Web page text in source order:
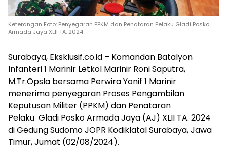
Keterangan Foto: Penyegaran PPKM dan Penataran Pelaku Gladi Posko
Armada Jaya XLII TA. 2024
Surabaya, Eksklusif.co.id – Komandan Batalyon
Infanteri 1 Marinir Letkol Marinir Roni Saputra,
M.Tr.Opsla bersama Perwira Yonif 1 Marinir
menerima penyegaran Proses Pengambilan
Keputusan Militer (PPKM) dan Penataran
Pelaku Gladi Posko Armada Jaya (AJ) XLII TA. 2024
di Gedung Sudomo JOPR Kodiklatal Surabaya, Jawa
Timur, Jumat (02/08/2024).